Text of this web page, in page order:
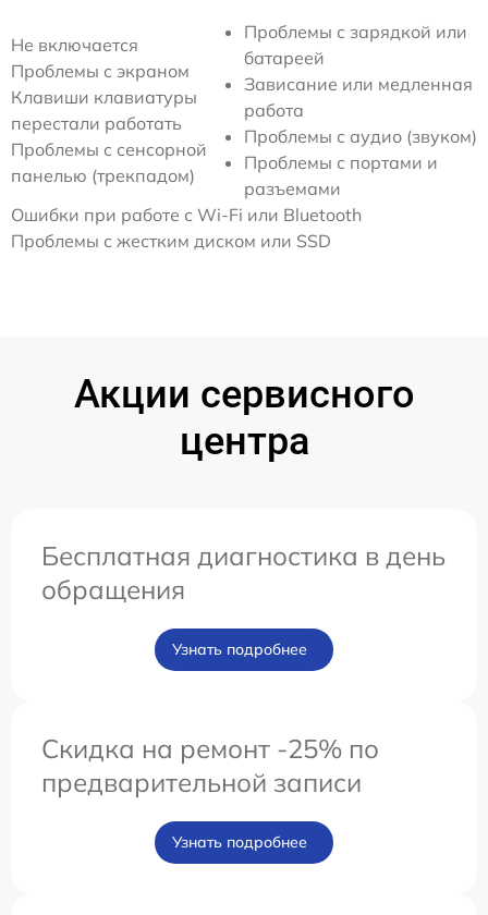
Не включается
Проблемы с экраном
Клавиши клавиатуры
перестали работать
Проблемы с сенсорной
панелью (трекпадом)
Проблемы с зарядкой или
батареей
Зависание или медленная
работа
Проблемы с аудио (звуком)
Проблемы с портами и
разъемами
Ошибки при работе с Wi-Fi или Bluetooth
Проблемы с жестким диском или SSD
Акции сервисного
центра
Бесплатная диагностика в день
обращения
Узнать подробнее
Скидка на ремонт -25% по
предварительной записи
Узнать подробнее